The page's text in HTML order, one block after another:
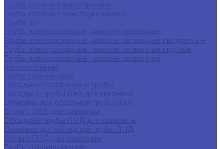
Трубы стальные жаропрочные
Трубы стальные конструкционные
Трубы х/д
Трубы электросварные низколегированные
Трубы электросварные низколегированные квадратные
Трубы электросварные низколегированные круглые
Трубы электросварные низколегированные
прямоугольные
Трубы полимерные
Обсадные пластиковые трубы
Обсадные трубы ПВХ для скважины
Оголовок для обсадной трубы ПВХ
Фильтр ПВХ для скважины
Обсадные трубы ПНД для скважины
Оголовок для обсадной трубы ПНД
Фильтр ПНД для скважины
Трубы гофрированные